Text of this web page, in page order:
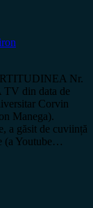
Nr.
din data de
Corvin
Manega).
a găsit de cuviință
(a Youtube…